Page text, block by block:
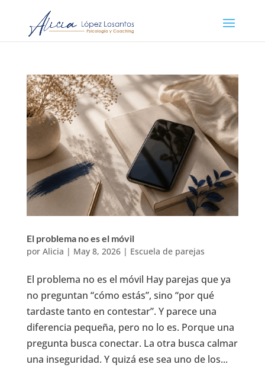
El problema no es el móvil
por Alicia | May 8, 2026| Escuela de parejas
El problema no es el móvil Hay parejas que ya
no preguntan “cómo estás”, sino “por qué
tardaste tanto en contestar”. Y parece una
diferencia pequeña, pero no lo es. Porque una
pregunta busca conectar. La otra busca calmar
una inseguridad. Y quizá ese sea uno de los...